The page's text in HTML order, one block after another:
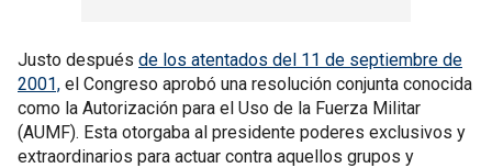
Justo después de los atentados del 11 de septiembre de
2001, el Congreso aprobó una resolución conjunta conocida
como la Autorización para el Uso de la Fuerza Militar
(AUMF). Esta otorgaba al presidente poderes exclusivos y
extraordinarios para actuar contra aquellos grupos y